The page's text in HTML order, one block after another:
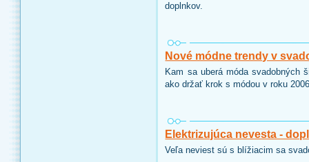
doplnkov.
Nové módne trendy v
Kam sa uberá móda svadobných
ako držať krok s módou v roku
Elektrizujúca nevesta -
Veľa neviest sú s blížiacim sa